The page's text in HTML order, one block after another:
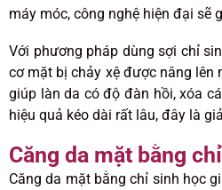
máy móc, công nghệ hiện đại sẽ
Với phương pháp dùng sợi chỉ
cơ mặt bị chảy xệ được nâng
giúp làn da có độ đàn hồi, xóa
hiệu quả kéo dài rất lâu, đây là
Căng da mặt bằng
Căng da mặt bằng chỉ sinh học